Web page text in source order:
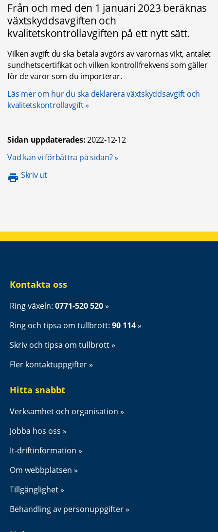
Från och med den 1 januari 2023 beräknas
växtskyddsavgiften och
kvalitetskontrollavgiften på ett nytt sätt.
Vilken avgift du ska betala avgörs av varornas vikt, antalet
sundhetscertifikat och vilken kontrollfrekvens som gäller
för de varor som du importerar.
Läs mer om hur du ska deklarera växtskyddsavgift och
kvalitetskontrollavgift
Sidan uppdaterades:2022-12-12
Vad kan vi förbättra på sidan?Öppnas i nytt fönster.
Skriv ut
Kontakta oss
Ring växeln: 0771-520 520
Ring och tipsa om tullbrott: 90 114
Skriv och tipsa om tullbrott
Fler kontaktuppgifter
Hitta snabbt
Verksamhet och organisation
Jobba hos oss
It-driftinformation
Om webbplatsen
Tillgänglighet
Behandling av personuppgifter